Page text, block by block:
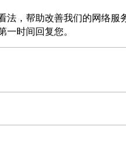
法，帮助改善我们的网络服
时间回复您。